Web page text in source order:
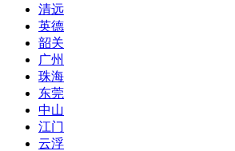
清远
英德
韶关
广州
珠海
东莞
中山
江门
云浮